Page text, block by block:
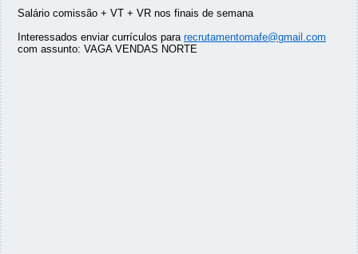
Salário comissão + VT + VR nos finais de semana
Interessados enviar currículos para recrutamentomafe@gmail.com
com assunto: VAGA VENDAS NORTE